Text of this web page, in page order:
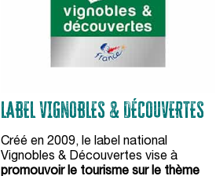
LABEL VIGNOBLES & DÉCOUVERTES
Créé en 2009, le label national
Vignobles & Découvertes vise à
promouvoir le tourisme sur le thème